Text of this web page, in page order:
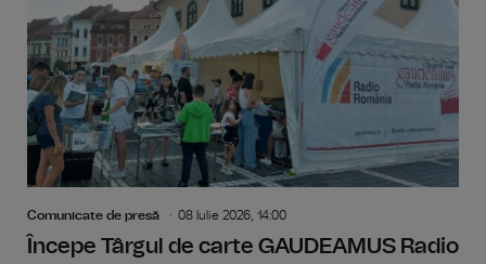
Comunicate de presă 08 Iulie 2026, 14:00
Începe Târgul de carte GAUDEAMUS Radio